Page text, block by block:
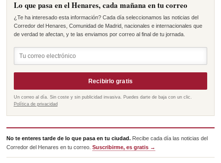
Lo que pasa en el Henares, cada mañana en tu correo
¿Te ha interesado esta información? Cada día seleccionamos las noticias del
Corredor del Henares, Comunidad de Madrid, nacionales e internacionales que
de verdad te afectan, y te las enviamos por correo al final de tu jornada.
Recibirlo gratis
Un correo al día. Sin coste y sin publicidad invasiva. Puedes darte de baja con un clic.
Política de privacidad
No te enteres tarde de lo que pasa en tu ciudad. Recibe cada día las noticias del
Corredor del Henares en tu correo.Suscribirme, es gratis →